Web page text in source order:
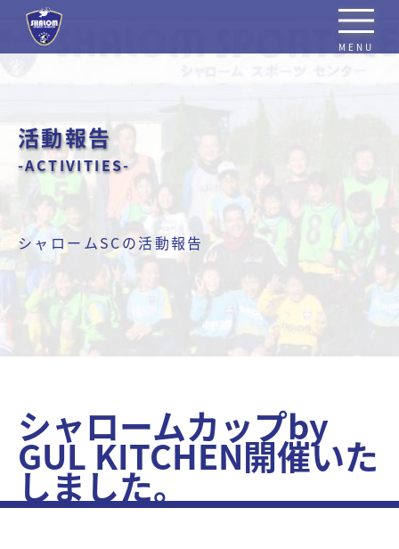
MENU
活動報告
-ACTIVITIES-
シャロームSCの活動報告
シャロームカップby
GUL KITCHEN開催いた
しました。